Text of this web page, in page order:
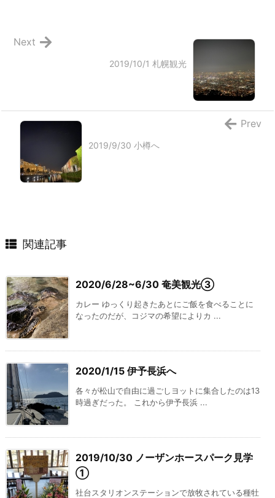
2019/10/1 札幌観光
Next
2019/9/30 小樽へ
Prev
関連記事
2020/6/28~6/30 奄美観光③
カレー ゆっくり起きたあとにご飯を食べることに
なったのだが、コジマの希望によりカ ...
2020/1/15 伊予長浜へ
各々が松山で自由に過ごしヨットに集合したのは13
時過ぎだった。 これから伊予長浜 ...
2019/10/30 ノーザンホースパーク見学
①
社台スタリオンステーションで放牧されている種牡